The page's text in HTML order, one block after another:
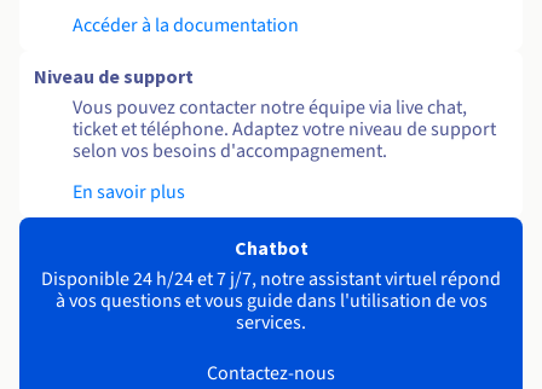
Accéder à la documentation
Niveau de support
Vous pouvez contacter notre équipe via live chat,
ticket et téléphone. Adaptez votre niveau de support
selon vos besoins d'accompagnement.
En savoir plus
Chatbot
Disponible 24 h/24 et 7 j/7, notre assistant virtuel répond
à vos questions et vous guide dans l'utilisation de vos
services.
Contactez-nous